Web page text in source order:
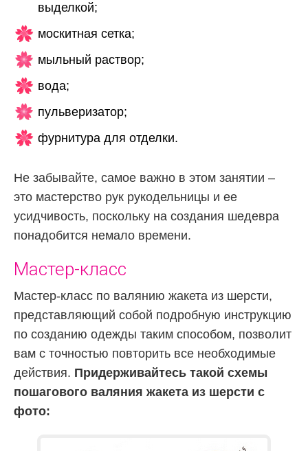
выделкой;
москитная сетка;
мыльный раствор;
вода;
пульверизатор;
фурнитура для отделки.
Не забывайте, самое важно в этом занятии –
это мастерство рук рукодельницы и ее
усидчивость, поскольку на создания шедевра
понадобится немало времени.
Мастер-класс
Мастер-класс по валянию жакета из шерсти,
представляющий собой подробную инструкцию
по созданию одежды таким способом, позволит
вам с точностью повторить все необходимые
действия. Придерживайтесь такой схемы
пошагового валяния жакета из шерсти с
фото: